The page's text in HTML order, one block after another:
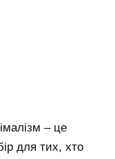
– це
для тих, хто